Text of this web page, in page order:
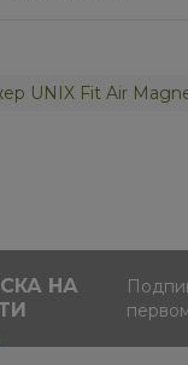
UNIX Fit Air
НА